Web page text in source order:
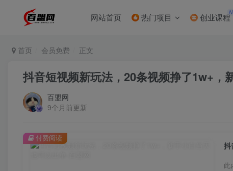
网站首页 热门项目 创业课程
首页 会员免费 正文
抖音短视频新玩法，20条视频挣了1w+，
百盟网
9个月前更新
抖
此
付费阅读